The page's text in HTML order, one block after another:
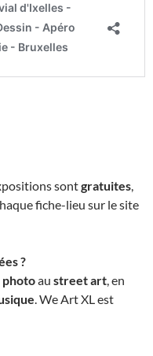
sontgratuites
fiche-lieu sur le site
?
photoau street art , en
. We Art XL est